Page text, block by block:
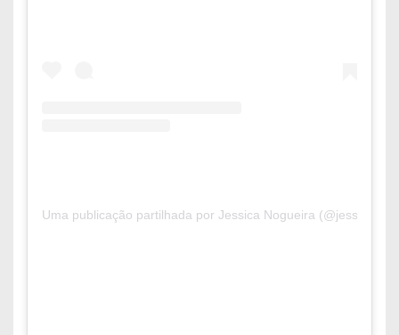
Uma publicação partilhada por Jessica Nogueira